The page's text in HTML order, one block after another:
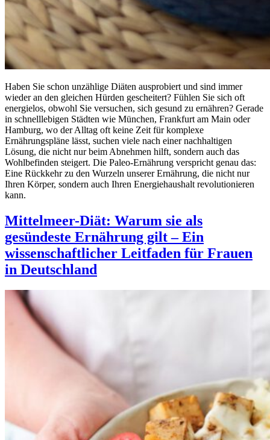
Haben Sie schon unzählige Diäten ausprobiert und sind immer
wieder an den gleichen Hürden gescheitert? Fühlen Sie sich oft
energielos, obwohl Sie versuchen, sich gesund zu ernähren? Gerade
in schnelllebigen Städten wie München, Frankfurt am Main oder
Hamburg, wo der Alltag oft keine Zeit für komplexe
Ernährungspläne lässt, suchen viele nach einer nachhaltigen
Lösung, die nicht nur beim Abnehmen hilft, sondern auch das
Wohlbefinden steigert. Die Paleo-Ernährung verspricht genau das:
Eine Rückkehr zu den Wurzeln unserer Ernährung, die nicht nur
Ihren Körper, sondern auch Ihren Energiehaushalt revolutionieren
kann.
Mittelmeer-Diät: Warum sie als
gesündeste Ernährung gilt – Ein
wissenschaftlicher Leitfaden für Frauen
in Deutschland